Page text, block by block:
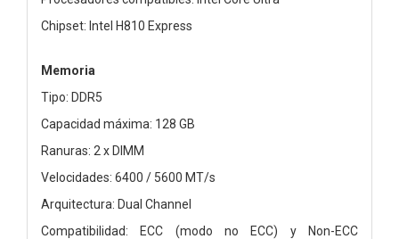
Chipset: Intel H810 Express
Memoria
Tipo: DDR5
Capacidad máxima: 128 GB
Ranuras: 2 x DIMM
Velocidades: 6400 / 5600 MT/s
Arquitectura: Dual Channel
Compatibilidad: ECC (modo no ECC) y Non-ECC